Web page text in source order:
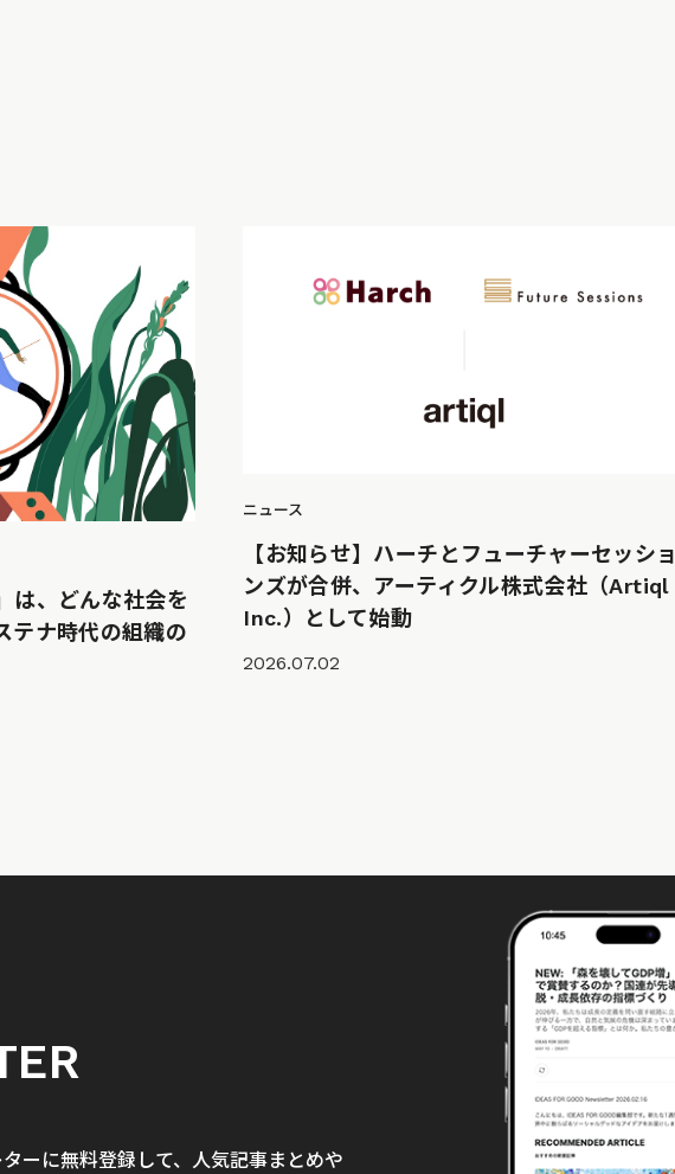
は、どんな社会を
テナ時代の組織の
ニュース
【お知らせ】ハーチとフューチャーセッショ
ンズが合併、アーティクル株式会社（Artiql
Inc.）として始動
2026.07.02
ーに無料登録して、人気記事まとめや